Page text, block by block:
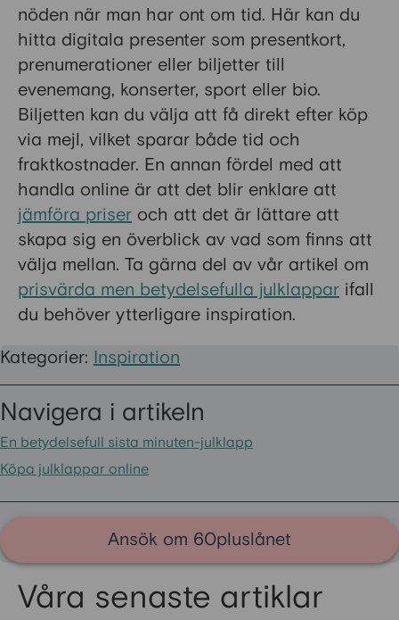
nöden när man har ont om tid. Här kan du
hitta digitala presenter som presentkort,
prenumerationer eller biljetter till
evenemang, konserter, sport eller bio.
Biljetten kan du välja att få direkt efter köp
via mejl, vilket sparar både tid och
fraktkostnader. En annan fördel med att
handla online är att det blir enklare att
jämföra priser och att det är lättare att
skapa sig en överblick av vad som finns att
välja mellan. Ta gärna del av vår artikel om
prisvärda men betydelsefulla julklappar ifall
du behöver ytterligare inspiration.
Kategorier: Inspiration
Navigera i artikeln
En betydelsefull sista minuten-julklapp
Köpa julklappar online
Ansök om 60pluslånet
Våra senaste artiklar